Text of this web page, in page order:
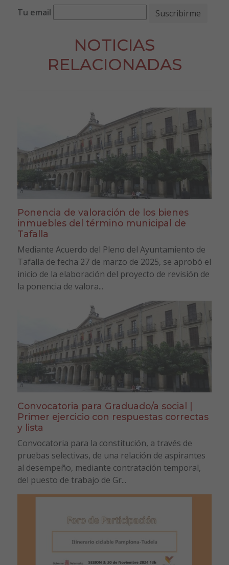
Tu email
NOTICIAS
RELACIONADAS
Ponencia de valoración de los bienes
inmuebles del término municipal de
Tafalla
Mediante Acuerdo del Pleno del Ayuntamiento de
Tafalla de fecha 27 de marzo de 2025, se aprobó el
inicio de la elaboración del proyecto de revisión de
la ponencia de valora...
Convocatoria para Graduado/a social |
Primer ejercicio con respuestas correctas
y lista
Convocatoria para la constitución, a través de
pruebas selectivas, de una relación de aspirantes
al desempeño, mediante contratación temporal,
del puesto de trabajo de Gr...